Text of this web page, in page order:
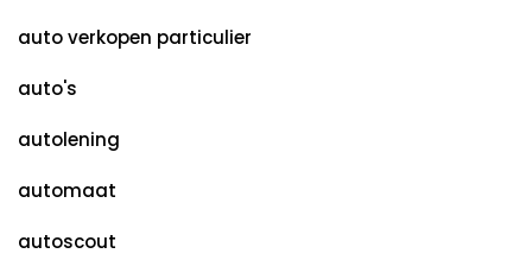
auto verkopen particulier
auto's
autolening
automaat
autoscout